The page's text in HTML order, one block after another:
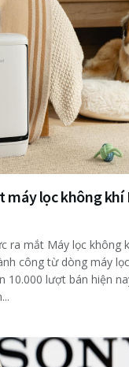
máy lọc không
ra mắt Máy lọc không
công từ dòng máy
10.000 lượt bán hiện